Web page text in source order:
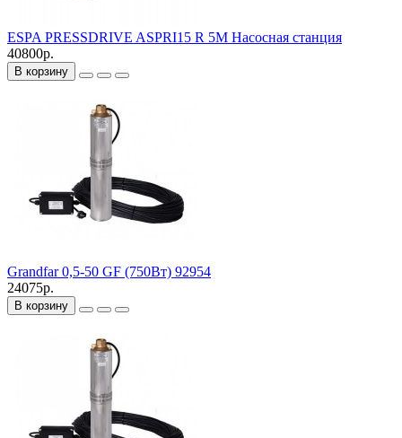
ESPA PRESSDRIVE ASPRI15 R 5M Насосная станция
40800р.
В корзину
Grandfar 0,5-50 GF (750Вт) 92954
24075р.
В корзину